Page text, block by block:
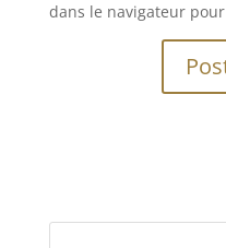
dans le navigateur